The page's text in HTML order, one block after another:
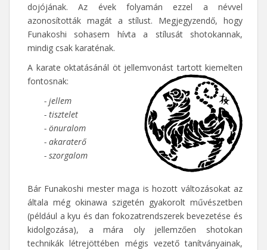
dojójának. Az évek folyamán ezzel a névvel
azonosították magát a stílust. Megjegyzendő, hogy
Funakoshi sohasem hívta a stílusát shotokannak,
mindig csak karaténak.
A karate oktatásánál öt jellemvonást tartott kiemelten
fontosnak:
- jellem
- tisztelet
- önuralom
- akaraterő
- szorgalom
Bár Funakoshi mester maga is hozott változásokat az
általa még okinawa szigetén gyakorolt művészetben
(például a kyu és dan fokozatrendszerek bevezetése és
kidolgozása), a mára oly jellemzően shotokan
technikák létrejöttében mégis vezető tanítványainak,